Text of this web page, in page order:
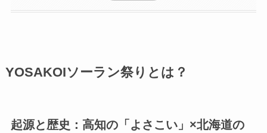
YOSAKOIソーラン祭りとは？
起源と歴史：高知の「よさこい」×北海道の